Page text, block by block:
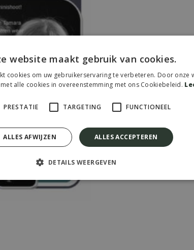
website maakt gebruik van cookies.
cookies om uw gebruikerservaring te verbeteren. Door onze
alle cookies in overeenstemming met ons Cookiebeleid.
PRESTATIE TARGETING FUNCTIONEEL
ALLES ACCEPTEREN
ALLES AFWIJZEN
DETAILS WEERGEVEN